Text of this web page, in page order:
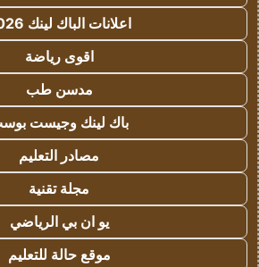
اعلانات الباك لينك 2026
اقوى رياضة
مدسن طب
باك لينك وجيست
مصادر التعليم
مجلة تقنية
يو ان بي الرياضي
موقع حالة للتعليم